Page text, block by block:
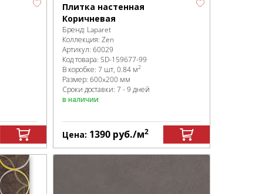
Плитка настенная
Коричневая
Бренд: Laparet
Коллекция: Zen
Артикул: 60029
Код товара: SD-159677-99
В коробке: 7 шт, 0.84 м2
Размер: 600x200 мм
Сроки доставки: 7 - 9 дней
в наличии
Цена: 1390 руб./м2